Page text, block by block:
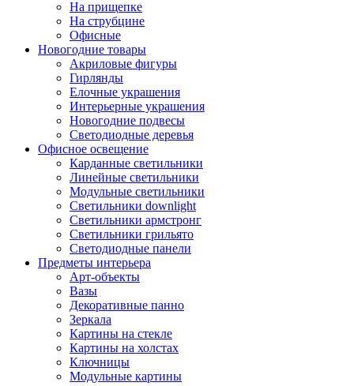
На прищепке
На струбцине
Офисные
Новогодние товары
Акриловые фигуры
Гирлянды
Елочные украшения
Интерьерные украшения
Новогодние подвесы
Светодиодные деревья
Офисное освещение
Карданные светильники
Линейные светильники
Модульные светильники
Светильники downlight
Светильники армстронг
Светильники грильято
Светодиодные панели
Предметы интерьера
Арт-объекты
Вазы
Декоративные панно
Зеркала
Картины на стекле
Картины на холстах
Ключницы
Модульные картины